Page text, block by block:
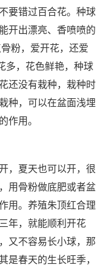
要错过百合花。种球
开出漂亮、香喷喷的
粉，爱开花，还爱
多，花色鲜艳，种球
还没有栽种，栽种时
种，可以在盆面浅埋
作用。
，夏天也可以开，很
用骨粉做底肥或者盆
用。养殖朱顶红合理
年，就能顺利开花
又不容易长小球，那
是春天的生长旺季，